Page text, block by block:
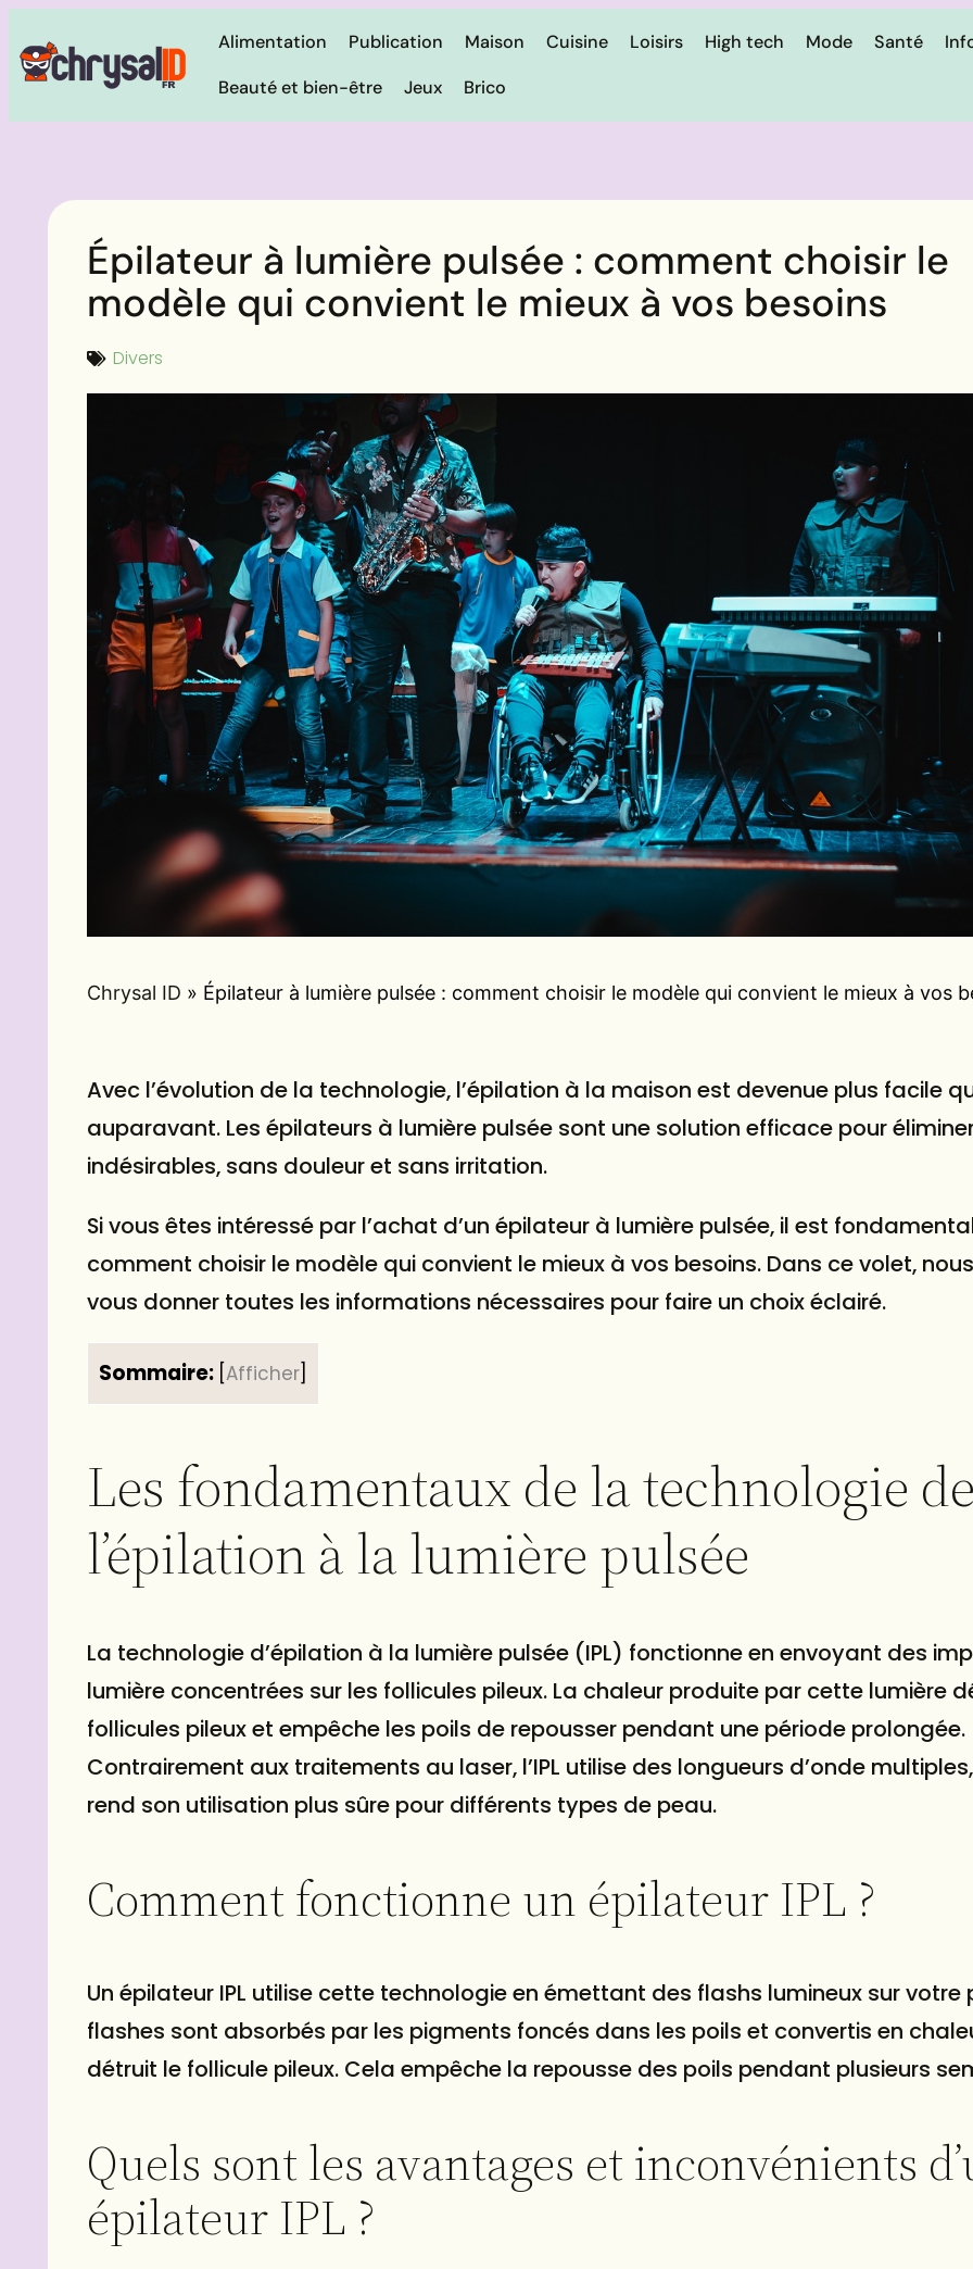
Alimentation Publication Maison Cuisine Loisirs High tech Mode Santé
Beauté et bien-être
Jeux Brico
Épilateur à lumière pulsée : comment choisir le
modèle qui convient le mieux à vos besoins
Divers
Chrysal ID » Épilateur à lumière pulsée : comment choisir le modèle qui convient le mieux à vos
Avec l’évolution de la technologie, l’épilation à la maison est devenue plus facile
auparavant. Les épilateurs à lumière pulsée sont une solution efficace pour
indésirables, sans douleur et sans irritation.
Si vous êtes intéressé par l’achat d’un épilateur à lumière pulsée, il est
comment choisir le modèle qui convient le mieux à vos besoins. Dans ce volet,
vous donner toutes les informations nécessaires pour faire un choix éclairé.
Sommaire: Afficher
Les fondamentaux de la technologie de
l’épilation à la lumière pulsée
La technologie d’épilation à la lumière pulsée (IPL) fonctionne en envoyant des
lumière concentrées sur les follicules pileux. La chaleur produite par cette lumière
follicules pileux et empêche les poils de repousser pendant une période prolongée.
Contrairement aux traitements au laser, l’IPL utilise des longueurs d’onde
rend son utilisation plus sûre pour différents types de peau.
Comment fonctionne un épilateur IPL ?
Un épilateur IPL utilise cette technologie en émettant des flashs lumineux sur votre
flashes sont absorbés par les pigments foncés dans les poils et convertis en
détruit le follicule pileux. Cela empêche la repousse des poils pendant plusieurs
Quels sont les avantages et inconvénients
épilateur IPL ?